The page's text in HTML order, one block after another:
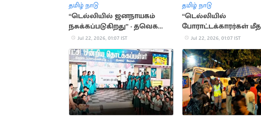
தமிழ் நாடு
“டெல்லியில் ஜனநாயகம்
நசுக்கப்படுகிறது” - தவெக
கண்டனம்
Jul 22, 2026, 01:07 IST
தமிழ் நாடு
“டெல்லியில்
போராட்டக்காரர்கள்
தாக்குதல்
Jul 22, 2026, 01:07 IST